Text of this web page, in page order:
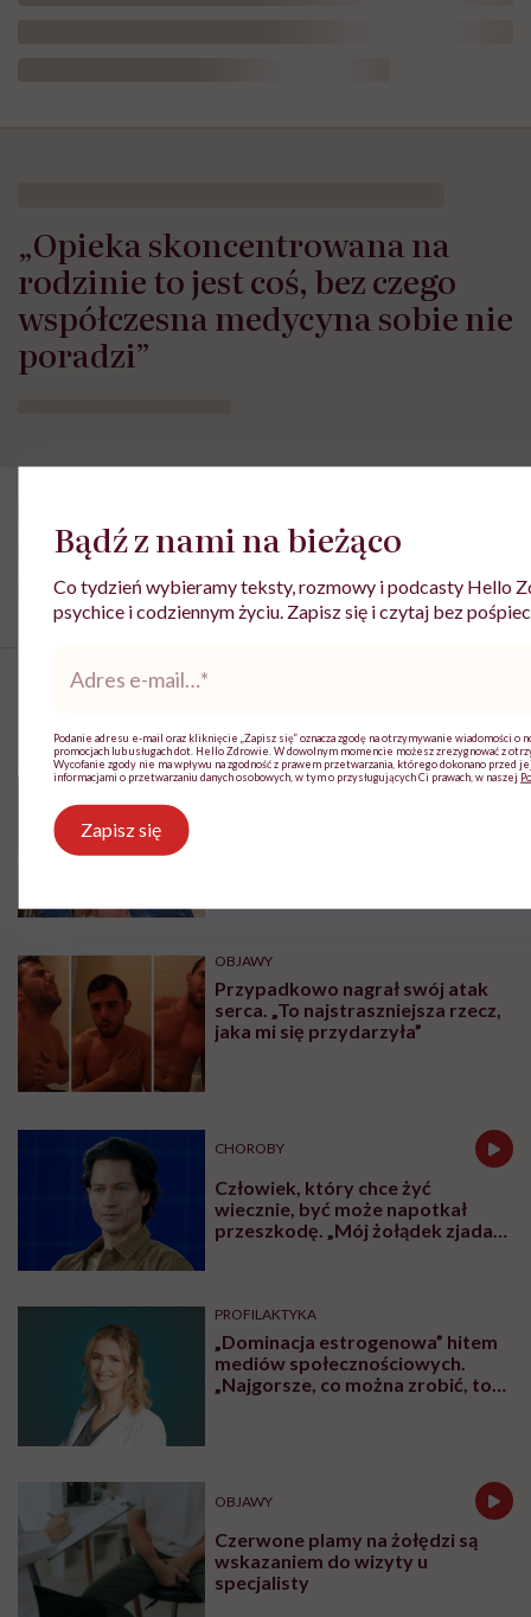
„Opieka skoncentrowana na
rodzinie to jest coś, bez czego
współczesna medycyna sobie nie
poradzi”
OBJAWY
Przypadkowo nagrał swój atak
serca. „To najstraszniejsza rzecz,
jaka mi się przydarzyła”
CHOROBY
Człowiek, który chce żyć
wiecznie, być może napotkał
przeszkodę. „Mój żołądek zjada
PROFILAKTYKA
„Dominacja estrogenowa” hitem
mediów społecznościowych.
„Najgorsze, co można zrobić, to
OBJAWY
Czerwone plamy na żołędzi są
wskazaniem do wizyty u
specjalisty
Bądź z nami na bieżąco
Co tydzień wybieramy teksty, rozmowy i podcasty Hello
psychice i codziennym życiu. Zapisz się i czytaj bez
mail*
Podanie adresu e-mail oraz kliknięcie „Zapisz się” oznacza zgodę na otrzymywanie wiadomości o
promocjach lub usługach dot. Hello Zdrowie. W dowolnym momencie możesz zrezygnować z
Wycofanie zgody nie ma wpływu na zgodność z prawem przetwarzania, którego dokonano przed
informacjami o przetwarzaniu danych osobowych, w tym o przysługujących Ci prawach, w naszej
Zapisz się